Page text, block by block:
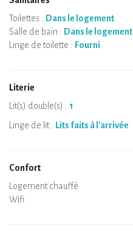
Toilettes : Dans le logement
Salle de bain : Dans le logement
Linge de toilette : Fourni
Literie
Lit(s) double(s) : 1
Linge de lit : Lits faits à l'arrivée
Confort
Micro-ondes
Cafetière
Bouilloire
Plaque de cuisson
Four
Réfrigérateur
Vaisselle
Lave-vaisselle
Chaise bébé
Spa
Sauna privatif
Tables et chaises/tabourets
Air conditionné
Logement chauffé
Poêle à bois
Cheminée
Wifi